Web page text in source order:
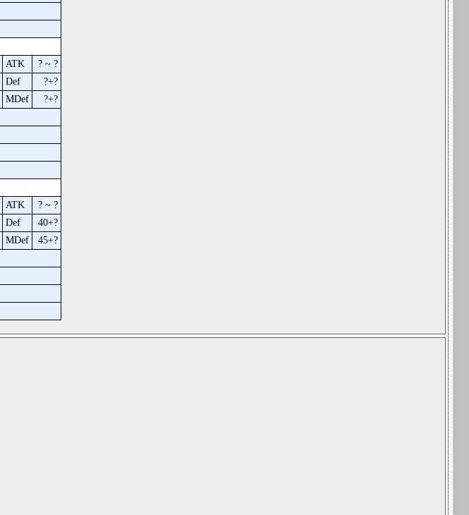
ATK ? ~ ?
Def
?+?
MDef
?+?
ATK ? ~ ?
Def
40+?
MDef
45+?